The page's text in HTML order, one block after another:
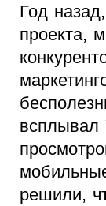
Год
проекта,
всплывал
решили,